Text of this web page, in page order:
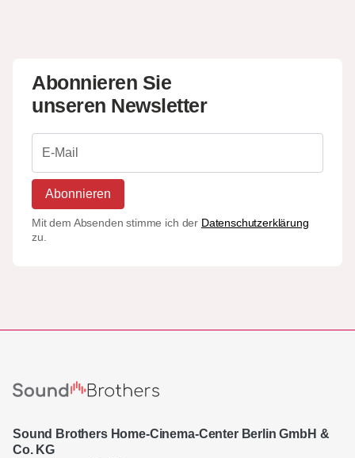
Abonnieren Sie
unseren Newsletter
Abonnieren
Mit dem Absenden stimme ich der Datenschutzerklärung
zu.
Sound Brothers Home-Cinema-Center Berlin GmbH &
Co. KG